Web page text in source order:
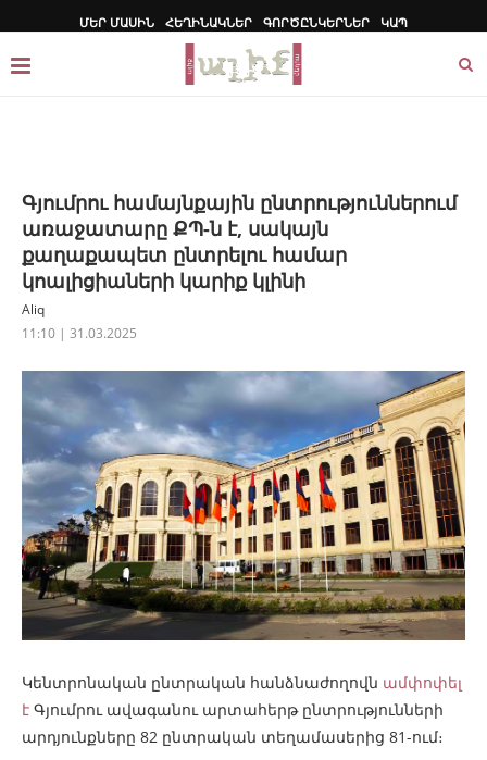
ՄԵՐ ՄԱՍԻՆ ՀԵՂԻՆԱԿՆԵՐ ԳՈՐԾԸՆԿԵՐՆԵՐ ԿԱՊ
Գյումրու համայնքային ընտրություններում
առաջատարը ՔՊ-ն է, սակայն
քաղաքապետ ընտրելու համար
կոալիցիաների կարիք կլինի
Aliq
11:10 | 31.03.2025
Կենտրոնական ընտրական հանձնաժողովն ամփոփել
է Գյումրու ավագանու արտահերթ ընտրությունների
արդյունքները 82 ընտրական տեղամասերից 81-ում։